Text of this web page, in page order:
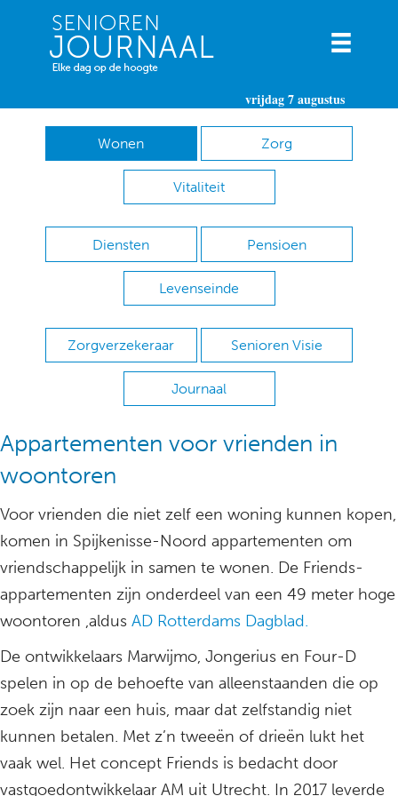
vrijdag 7 augustus
Wonen Zorg
Vitaliteit
Diensten Pensioen
Levenseinde
Zorgverzekeraar Senioren Visie
Journaal
Appartementen voor vrienden in
woontoren
Voor vrienden die niet zelf een woning kunnen kopen,
komen in Spijkenisse-Noord appartementen om
vriendschappelijk in samen te wonen. De Friends-
appartementen zijn onderdeel van een 49 meter hoge
woontoren ,aldus AD Rotterdams Dagblad.
De ontwikkelaars Marwijmo, Jongerius en Four-D
spelen in op de behoefte van alleenstaanden die op
zoek zijn naar een huis, maar dat zelfstandig niet
kunnen betalen. Met z’n tweeën of drieën lukt het
vaak wel. Het concept Friends is bedacht door
vastgoedontwikkelaar AM uit Utrecht. In 2017 leverde